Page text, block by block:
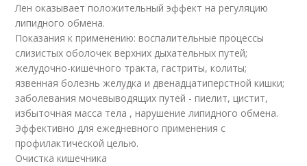
Лен оказывает положительный эффект на регуляцию
липидного обмена.
Показания к применению: воспалительные процессы
слизистых оболочек верхних дыхательных путей;
желудочно-кишечного тракта, гастриты, колиты;
язвенная болезнь желудка и двенадцатиперстной кишки;
заболевания мочевыводящих путей - пиелит, цистит,
избыточная масса тела , нарушение липидного обмена.
Эффективно для ежедневного применения с
профилактической целью.
Очистка кишечника